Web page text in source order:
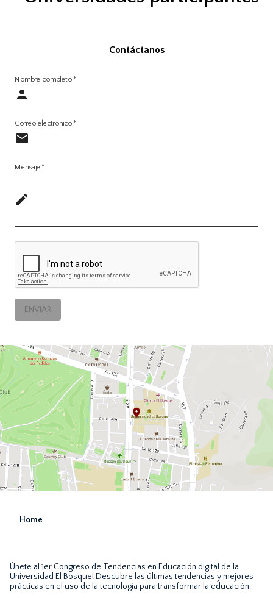
Contáctanos
Nombre completo*
Correo electrónico*
Mensaje *
ENVIAR
Home
Únete al 1er Congreso de Tendencias en Educación digital de la
Universidad El Bosque! Descubre las últimas tendencias y mejores
prácticas en el uso de la tecnología para transformar la educación.